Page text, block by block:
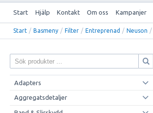
Start Hjälp Kontakt Om oss Kampanjer
Start / Basmeny / Filter / Entreprenad / Neuson /
Adapters
Aggregatsdetaljer